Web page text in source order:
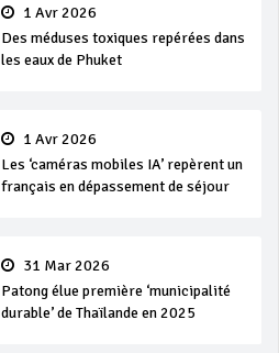
1 Avr 2026
Des méduses toxiques repérées dans
les eaux de Phuket
1 Avr 2026
Les ‘caméras mobiles IA’ repèrent un
français en dépassement de séjour
31 Mar 2026
Patong élue première ‘municipalité
durable’ de Thaïlande en 2025